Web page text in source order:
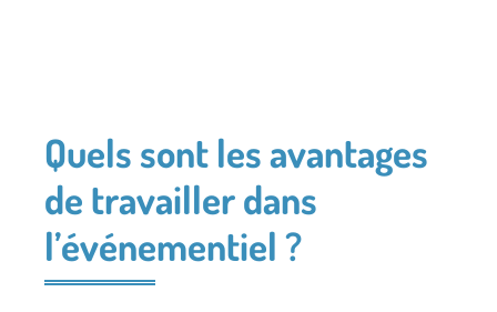
Quels sont les avantages
de travailler dans
l’événementiel ?